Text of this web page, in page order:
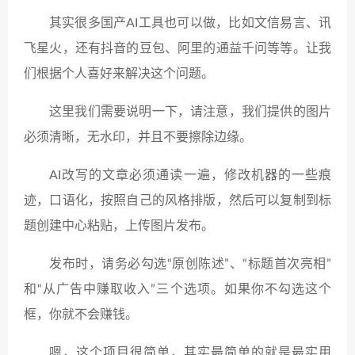
其实很多国产AI工具也可以做，比如文信易言、讯
飞星火，还有抖音的豆包、阿里的通益千问等等。让我
们根据个人喜好来解决这个问题。
这里我们需要说明一下，请注意，我们提供的图片
必须清晰，无水印，并且不要擦除边缘。
AI改写的文章必须通读一遍，修改机器的一些痕
迹，口语化，按照自己的风格排版，然后可以复制到标
题创建中心粘贴，上传图片发布。
发布时，请务必勾选“原创陈述”、“标题首次亮相”
和“从广告中赚取收入”三个选项。如果你不勾选这个
框，你就不会赚钱。